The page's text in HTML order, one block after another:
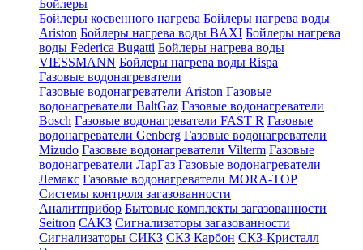
Бойлеры
Бойлеры косвенного нагрева Бойлеры нагрева воды
Ariston Бойлеры нагрева воды BAXI Бойлеры нагрева
воды Federica Bugatti Бойлеры нагрева воды
VIESSMANN Бойлеры нагрева воды Rispa
Газовые водонагреватели
Газовые водонагреватели Ariston Газовые
водонагреватели BaltGaz Газовые водонагреватели
Bosch Газовые водонагреватели FAST R Газовые
водонагреватели Genberg Газовые водонагреватели
Mizudo Газовые водонагреватели Vilterm Газовые
водонагреватели ЛарГаз Газовые водонагреватели
Лемакс Газовые водонагреватели MORA-TOP
Системы контроля загазованности
Аналитприбор Бытовые комплекты загазованности
Seitron САКЗ Сигнализаторы загазованности
Сигнализаторы СИКЗ СКЗ Карбон СКЗ-Кристалл